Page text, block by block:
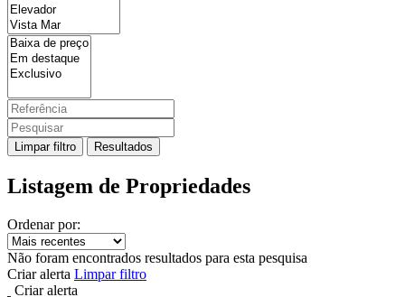
Limpar filtro Resultados
Listagem de Propriedades
Ordenar por:
Não foram encontrados resultados para esta pesquisa
Criar alerta Limpar filtro
Criar alerta